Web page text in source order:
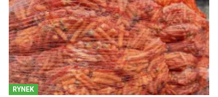
RYNEK